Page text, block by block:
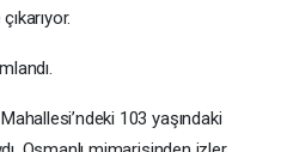
103 yaşındaki